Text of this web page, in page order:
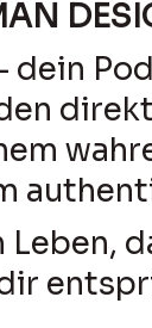
dein
Leben,